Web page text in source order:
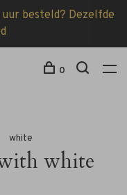
besteld? Dezelfde
0
white
white